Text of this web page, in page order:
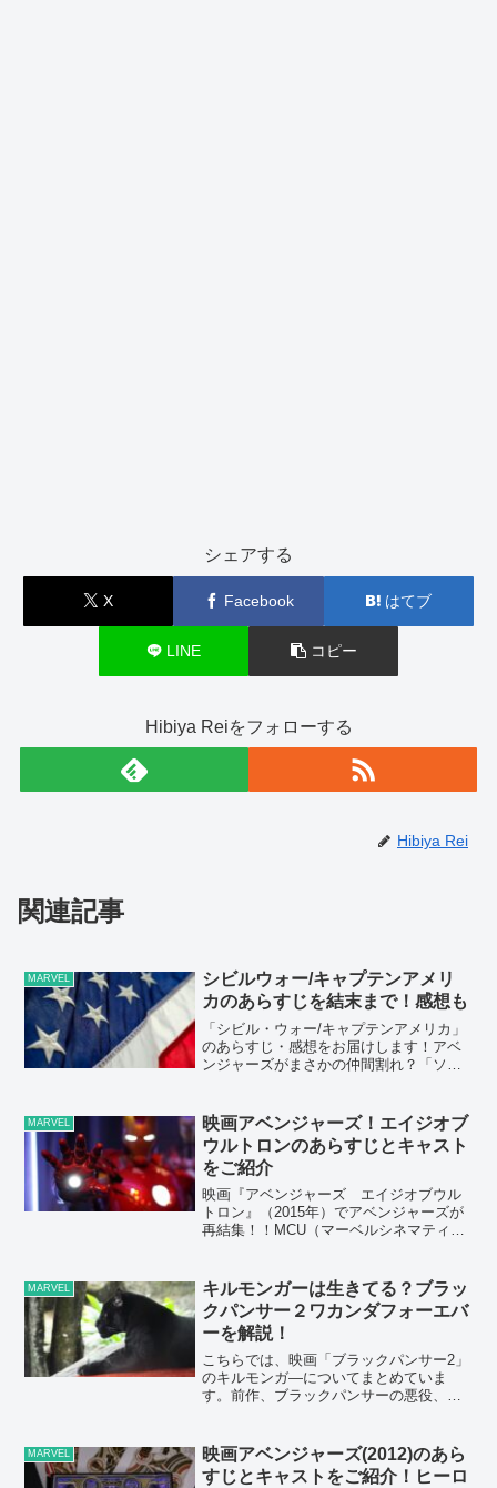
シェアする
X Facebook はてブ
LINE コピー
Hibiya Reiをフォローする
Hibiya Rei
関連記事
MARVEL
シビルウォー/キャプテンアメリ
カのあらすじを結末まで！感想も
「シビル・ウォー/キャプテンアメリカ」
のあらすじ・感想をお届けします！アベ
ンジャーズがまさかの仲間割れ？「ソコ
ヒーローたちは団結することが出来るの
か？2016年に公開さ...
MARVEL
映画アベンジャーズ！エイジオブ
ウルトロンのあらすじとキャスト
をご紹介
映画『アベンジャーズ エイジオブウル
トロン』（2015年）でアベンジャーズが
再結集！！MCU（マーベルシネマティッ
ローにも注目くださいネ。『アベンジャ
ーズ エイジ...
MARVEL
キルモンガーは生きてる？ブラッ
クパンサー２ワカンダフォーエバ
ーを解説！
こちらでは、映画「ブラックパンサー2」
のキルモンガ―についてまとめていま
す。前作、ブラックパンサーの悪役、キ
先祖の世界で、母でも兄でもなく、キル
モンガ―に会ったのか？...
MARVEL
映画アベンジャーズ(2012)のあら
すじとキャストをご紹介！ヒーロ